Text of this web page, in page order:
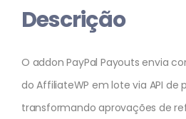
Descrição
O addon PayPal Payouts envia
do AffiliateWP em lote via API de
transformando aprovações de